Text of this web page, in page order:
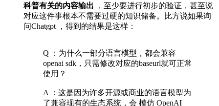
科普有关的内容输出 ，至少要进行初步的验证，甚至说
对应这件事根本不需要过硬的知识储备。比方说如果询
问Chatgpt ，得到的结果是这样：
Q ：为什么一部分语言模型，都会兼容
openai sdk，只需修改对应的baseurl就可正常
使用？
A ：这是因为许多开源或商业的语言模型为
了兼容现有的生态系统，会 模仿 OpenAI